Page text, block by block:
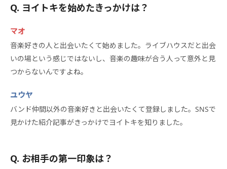
ヨイトキを始めたきっかけは？
マオ
音楽好きの人と出会いたくて始めました。ライブハウスだと出会
いの場という感じではないし、音楽の趣味が合う人って意外と見
つからないんですよね。
ユウヤ
バンド仲間以外の音楽好きと出会いたくて登録しました。SNSで
見かけた紹介記事がきっかけでヨイトキを知りました。
お相手の第一印象は？